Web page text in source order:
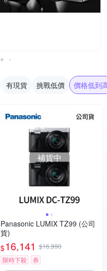
有現貨 挑戰低價 價格低到
補貨中
Panasonic LUMIX TZ99 (公司
貨)
$16,141 $16,990
限時下殺
券